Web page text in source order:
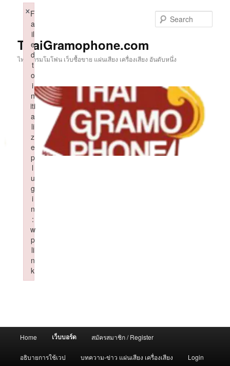
ThaiGramophone.com
ไทยแกรมโมโฟน เว็บซื้อขาย แผ่นเสียง เครื่องเสียง อันดับหนึ่ง
Home เว็บบอร์ด สมัครสมาชิก / Register
อธิบายการใช้เวป บทความ-ข่าว แผ่นเสียง เครื่องเสียง Login
F
a
il
e
d
t
o
i
n
iti
a
li
z
e
p
l
u
g
i
n
:
w
p
li
n
k
×
Failed to initialize plugin: wplink